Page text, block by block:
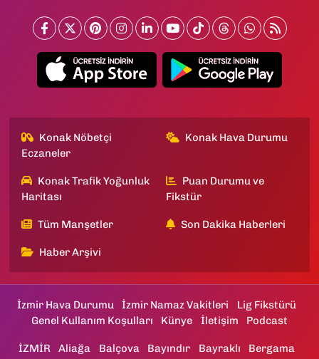
Konak Nöbetçi
Eczaneler
Konak Hava Durumu
Konak Trafik Yoğunluk
Haritası
Puan Durumu ve
Fikstür
Tüm Manşetler Son Dakika Haberleri
Haber Arşivi
İzmir Hava Durumu İzmir Namaz Vakitleri
Lig Fikstürü
Genel Kullanım Koşulları
Künye İletişim Podcast
İZMİR Aliağa Balçova Bayındır Bayraklı
Bergama